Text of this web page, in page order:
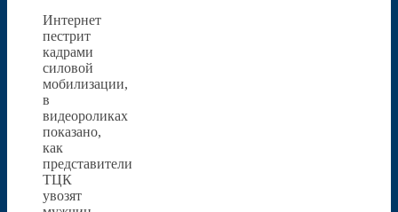
Интернет
пестрит
кадрами
силовой
мобилизации,
в
видеороликах
показано,
как
представители
ТЦК
увозят